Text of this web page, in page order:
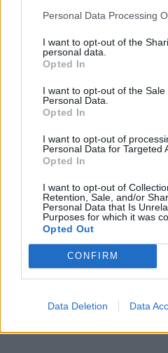
Personal Data Processing
I want to opt-out of the
personal data.
Opted In
I want to opt-out of the Sale
Personal Data.
Opted In
I want to opt-out of
Personal Data for Targeted
Opted In
I want to opt-out of
Retention, Sale, and/or
Personal Data that Is
Purposes for which it was
Opted Out
CONFIRM
Data Deletion Data
clé pour préserver votre
cerveau ou le mettre en
Santé
problèmes
secret
Déconfinement et sortie
mauvais timing !
16 mai 2020
Le virus de la tomate : c’est
1 juin 2022
Transaminases ALAT élevées :
news - 23 octobre 2018
3 bienfaits santé de la tisane de